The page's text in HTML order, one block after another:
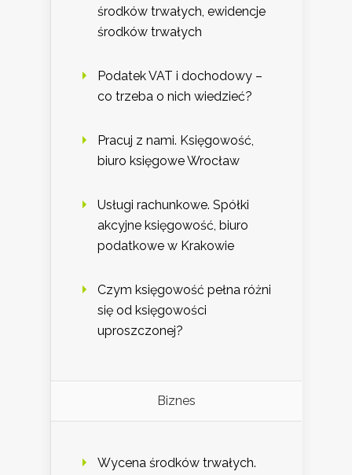
środków trwałych, ewidencje
środków trwałych
Podatek VAT i dochodowy –
co trzeba o nich wiedzieć?
Pracuj z nami. Księgowość,
biuro księgowe Wrocław
Usługi rachunkowe. Spółki
akcyjne księgowość, biuro
podatkowe w Krakowie
Czym księgowość pełna różni
się od księgowości
uproszczonej?
Biznes
Wycena środków trwałych.